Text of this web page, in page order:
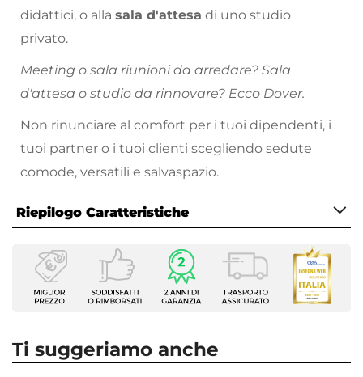
didattici, o alla sala d'attesa di uno studio
privato.
Meeting o sala riunioni da arredare? Sala
d'attesa o studio da rinnovare? Ecco Dover.
Non rinunciare al comfort per i tuoi dipendenti, i
tuoi partner o i tuoi clienti scegliendo sedute
comode, versatili e salvaspazio.
Riepilogo Caratteristiche
Caratteristiche
Tipologia
Sedia
Larghezza
Ti suggeriamo anche